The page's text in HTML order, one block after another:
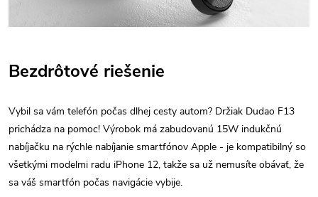
Bezdrôtové riešenie
Vybil sa vám telefón počas dlhej cesty autom? Držiak Dudao F13
prichádza na pomoc! Výrobok má zabudovanú 15W indukčnú
nabíjačku na rýchle nabíjanie smartfónov Apple - je kompatibilný so
všetkými modelmi radu iPhone 12, takže sa už nemusíte obávať, že
sa váš smartfón počas navigácie vybije.